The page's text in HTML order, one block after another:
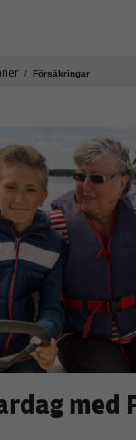
/ Försäkringar
med